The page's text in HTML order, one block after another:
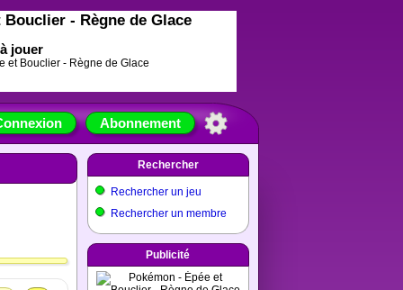
Abonnement
Rechercher
Rechercher un jeu
Rechercher un membre
Publicité
Bouclier - Règne de Glace
jouer